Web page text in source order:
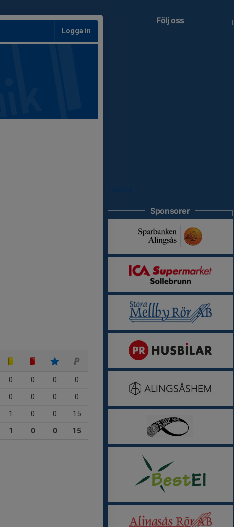
Logga in
0 0 0
0
0 0 0
0
1 0 0
15
1 0 0 15
Följ oss
Sponsorer